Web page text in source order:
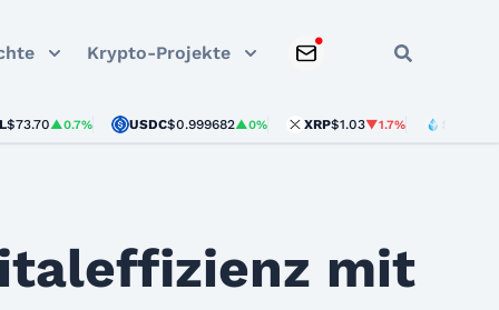
Krypto-Projekte
▲0.7% USDC$0.999682▲0% XRP $1.03▼1.7% STETH
mit